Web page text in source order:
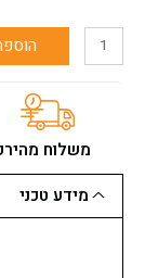
כמות
מתכת/פלסטיק
STANLEY
משלוח מהיר
מידע טכני